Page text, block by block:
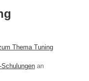
Thema Tuning
an